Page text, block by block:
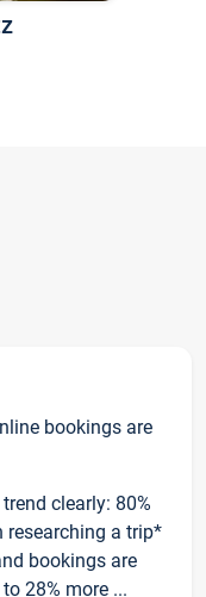
bookings are
clearly: 80%
researching a trip*
bookings are
28% more ...